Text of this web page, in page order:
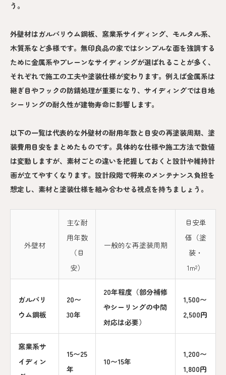
う。
外壁材はガルバリウム鋼板、窯業系サイディング、モルタル系、
木質系など多様です。無印良品の家ではシンプルな面を強調する
ために金属系やプレーンなサイディングが選ばれることが多く、
それぞれで施工の工夫や塗装仕様が変わります。例えば金属系は
継ぎ目やフックの防錆処理が重要になり、サイディングでは目地
シーリングの耐久性が建物寿命に影響します。
以下の一覧は代表的な外壁材の耐用年数と目安の再塗装周期、塗
装費用目安をまとめたものです。具体的な仕様や施工方法で数値
は変動しますが、素材ごとの違いを把握しておくと設計や維持計
画が立てやすくなります。設計段階で将来のメンテナンス負担を
想定し、素材と塗装仕様を組み合わせる視点を持ちましょう。
外壁材
主な耐
用年数
（目
安）
一般的な再塗装周期
目安単
価（塗
装・
1m²）
ガルバリ
ウム鋼板
20〜
30年
20年程度（部分補修
やシーリングの中間
対応は必要）
1,500〜
2,500円
窯業系サ
イディン
15〜25
年
10〜15年
1,200〜
1,800円